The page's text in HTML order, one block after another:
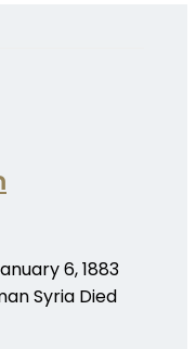
6, 1883
Syria Died